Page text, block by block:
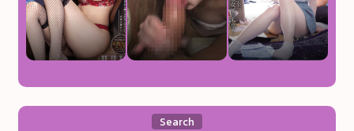
Search